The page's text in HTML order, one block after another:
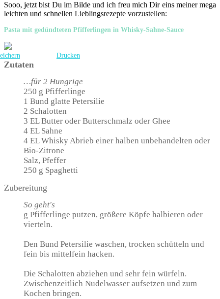
Sooo, jetzt bist Du im Bilde und ich freu mich Dir eins meiner mega
leichten und schnellen Lieblingsrezepte vorzustellen:
Pasta mit gedündteten Pfifferlingen in Whisky-Sahne-Sauce
Drucken
Zutaten
…für 2 Hungrige
250 g Pfifferlinge
1 Bund glatte Petersilie
2 Schalotten
3 EL Butter oder Butterschmalz oder Ghee
4 EL Sahne
4 EL Whisky Abrieb einer halben unbehandelten oder
Bio-Zitrone
Salz, Pfeffer
250 g Spaghetti
Zubereitung
So geht's
g Pfifferlinge putzen, größere Köpfe halbieren oder
vierteln.
Den Bund Petersilie waschen, trocken schütteln und
fein bis mittelfein hacken.
Die Schalotten abziehen und sehr fein würfeln.
Zwischenzeitlich Nudelwasser aufsetzen und zum
Kochen bringen.